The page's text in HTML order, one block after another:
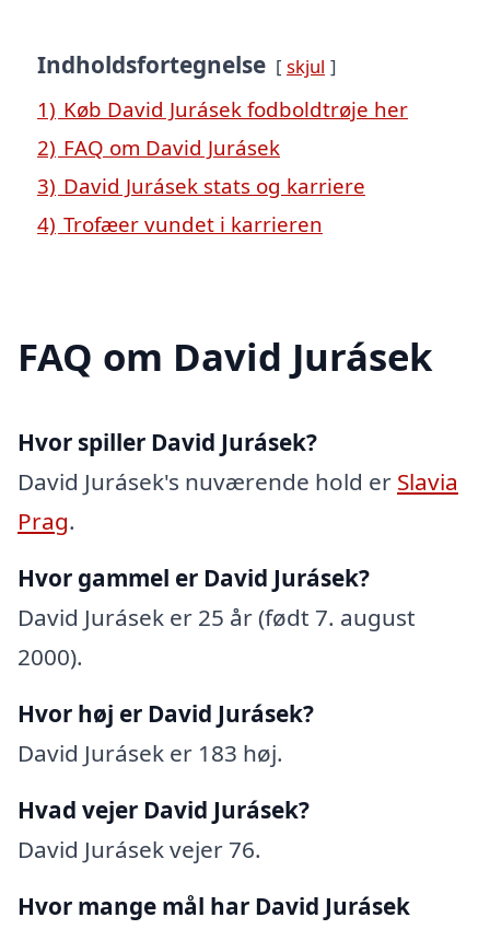
Indholdsfortegnelse skjul
1) Køb David Jurásek fodboldtrøje her
2) FAQ om David Jurásek
3) David Jurásek stats og karriere
4) Trofæer vundet i karrieren
FAQ om David Jurásek
Hvor spiller David Jurásek?
David Jurásek's nuværende hold er Slavia
Prag.
Hvor gammel er David Jurásek?
David Jurásek er 25 år (født 7. august
2000).
Hvor høj er David Jurásek?
David Jurásek er 183 høj.
Hvad vejer David Jurásek?
David Jurásek vejer 76.
Hvor mange mål har David Jurásek